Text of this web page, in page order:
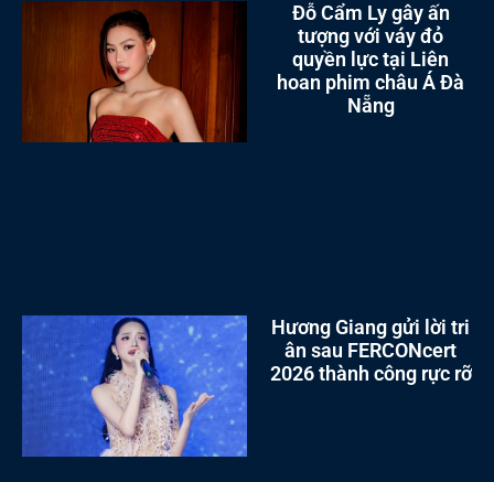
Đỗ Cẩm Ly gây ấn
tượng với váy đỏ
quyền lực tại Liên
hoan phim châu Á Đà
Nẵng
Hương Giang gửi lời tri
ân sau FERCONcert
2026 thành công rực rỡ